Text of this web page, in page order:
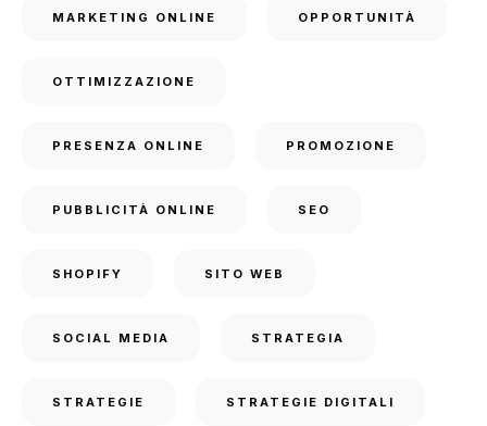
MARKETING ONLINE OPPORTUNITÀ
OTTIMIZZAZIONE
PRESENZA ONLINE PROMOZIONE
PUBBLICITÀ ONLINE SEO
SHOPIFY SITO WEB
SOCIAL MEDIA STRATEGIA
STRATEGIE STRATEGIE DIGITALI